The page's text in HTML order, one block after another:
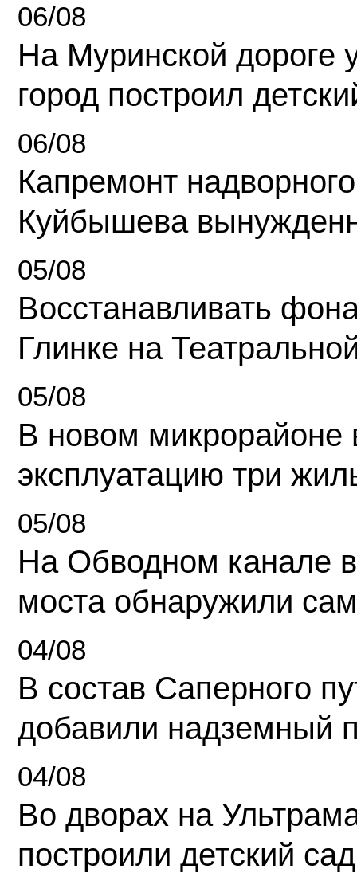
06/08
На Муринской дороге
город построил
06/08
Капремонт
Куйбышева
05/08
Восстанавливать
Глинке на
05/08
В новом микрорайоне
эксплуатацию три
05/08
На Обводном канале
моста обнаружили
04/08
В состав Саперного
добавили надземный
04/08
Во дворах на
построили детский сад